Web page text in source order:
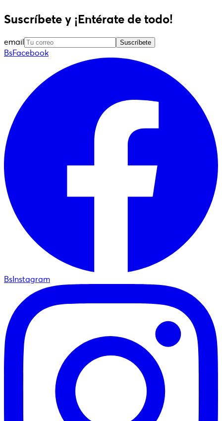
Suscríbete y ¡Entérate de todo!
email Suscríbete
BsFacebook
BsInstagram